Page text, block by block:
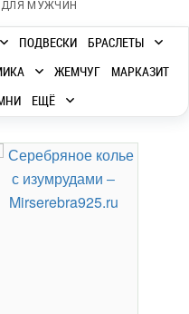
ДЛЯ МУЖЧИН
ПОДВЕСКИ
БРАСЛЕТЫ
ЖЕМЧУГ
МАРКАЗИТ
ЕЩЁ